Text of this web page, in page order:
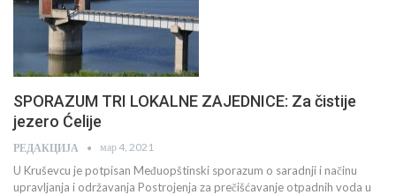
SPORAZUM TRI LOKALNE ZAJEDNICE: Za čistije
jezero Ćelije
РЕДАКЦИЈА мар 4, 2021
U Kruševcu je potpisan Međuopštinski sporazum o saradnji i načinu
upravljanja i održavanja Postrojenja za prečišćavanje otpadnih voda u